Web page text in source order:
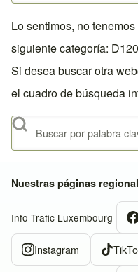
Lo sentimos, no
siguiente categoría:
Si desea buscar otra
el cuadro de búsqueda
Buscar
Nuestras páginas
Info Trafic Luxembourg
Instagram